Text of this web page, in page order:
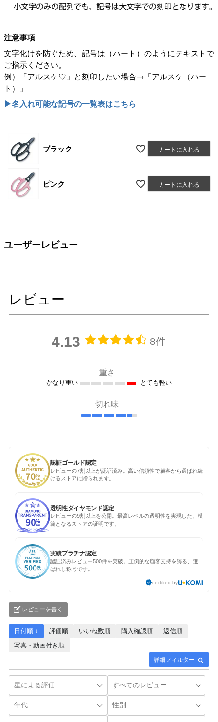
注意事項
文字化けを防ぐため、記号は（ハート）のようにテキストで
ご指示ください。
例）「アルスケ♡」と刻印したい場合→「アルスケ（ハー
ト）」
▶名入れ可能な記号の一覧表はこちら
ブラック カートに入れる
ピンク カートに入れる
ユーザーレビュー
レビュー
4.13 8件
重さ
かなり重い とても軽い
切れ味
認証ゴールド認定
レビューの7割以上が認証済み。高い信頼性で顧客から選ばれ続
けるストアに贈られます。
透明性ダイヤモンド認定
レビューの9割以上を公開。最高レベルの透明性を実現した、模
範となるストアの証明です。
実績プラチナ認定
認証済みレビュー500件を突破。圧倒的な顧客支持を誇る、選
ばれし称号です。
certified by
レビューを書く
詳細フィルター
日付順 ↓ 評価順 いいね数順 購入確認順
返信順
写真・動画付き順